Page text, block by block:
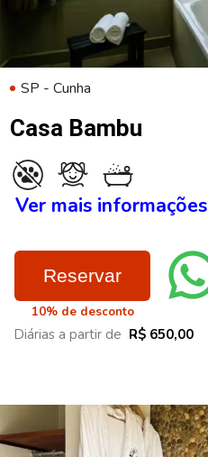
SP - Cunha
Casa Bambu
Ver mais informações
Reservar
10% de desconto
Diárias a partir de R$ 650,00